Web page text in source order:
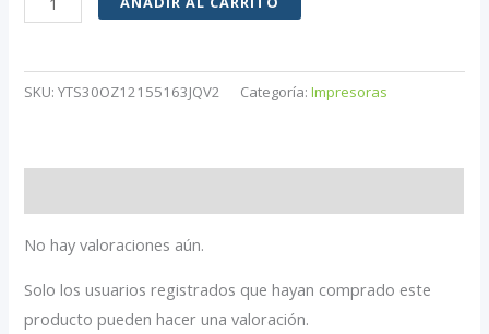
Rosa
Térmica
1
Gorras,
Tazas,
Platos
SKU:YTS30OZ12155163JQV2 Categoría:Impresoras
No hay valoraciones aún.
Solo los usuarios registrados que hayan comprado este
producto pueden hacer una valoración.